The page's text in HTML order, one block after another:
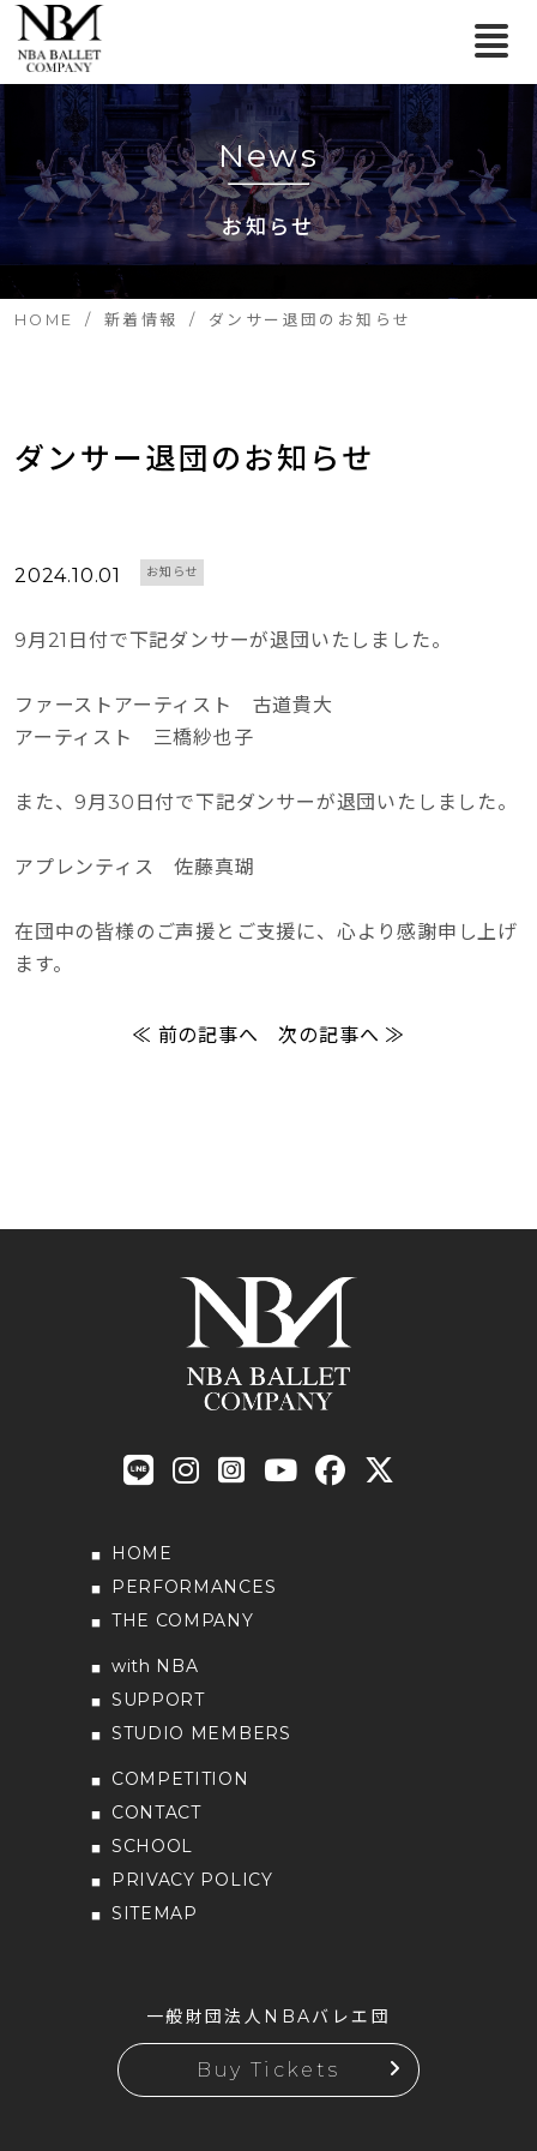
News
お知らせ
HOME 新着情報 ダンサー退団のお知らせ
ダンサー退団のお知らせ
2024.10.01 お知らせ
9月21日付で下記ダンサーが退団いたしました。
ファーストアーティスト 古道貴大
アーティスト 三橋紗也子
また、9月30日付で下記ダンサーが退団いたしました。
アプレンティス 佐藤真瑚
在団中の皆様のご声援とご支援に、心より感謝申し上げ
ます。
≪ 前の記事へ 次の記事へ ≫
HOME
PERFORMANCES
THE COMPANY
with NBA
SUPPORT
STUDIO MEMBERS
COMPETITION
CONTACT
SCHOOL
PRIVACY POLICY
SITEMAP
一般財団法人NBAバレエ団
Buy Tickets